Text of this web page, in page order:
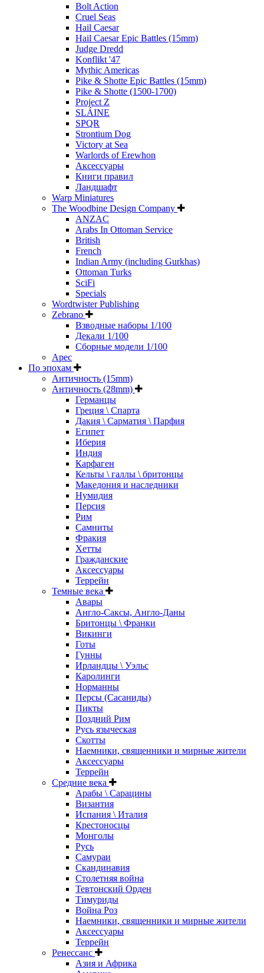
Bolt Action
Cruel Seas
Hail Caesar
Hail Caesar Epic Battles (15mm)
Judge Dredd
Konflikt '47
Mythic Americas
Pike & Shotte Epic Battles (15mm)
Pike & Shotte (1500-1700)
Project Z
SLÁINE
SPQR
Strontium Dog
Victory at Sea
Warlords of Erewhon
Аксессуары
Книги правил
Ландшафт
Warp Miniatures
The Woodbine Design Company
ANZAC
Arabs In Ottoman Service
British
French
Indian Army (including Gurkhas)
Ottoman Turks
SciFi
Specials
Wordtwister Publishing
Zebrano
Взводные наборы 1/100
Декали 1/100
Сборные модели 1/100
Арес
По эпохам
Античность (15mm)
Античность (28mm)
Германцы
Греция \ Спарта
Дакия \ Сарматия \ Парфия
Египет
Иберия
Индия
Карфаген
Кельты \ галлы \ бритонцы
Македония и наследники
Нумидия
Персия
Рим
Самниты
Фракия
Хетты
Гражданские
Аксессуары
Террейн
Темные века
Авары
Англо-Саксы, Англо-Даны
Бритонцы \ Франки
Викинги
Готы
Гунны
Ирландцы \ Уэльс
Каролинги
Норманны
Персы (Сасаниды)
Пикты
Поздний Рим
Русь языческая
Скотты
Наемники, священники и мирные жители
Аксессуары
Террейн
Средние века
Арабы \ Сарацины
Византия
Испания \ Италия
Крестоносцы
Монголы
Русь
Самураи
Скандинавия
Столетняя война
Тевтонский Орден
Тимуриды
Война Роз
Наемники, священники и мирные жители
Аксессуары
Террейн
Ренессанс
Азия и Африка